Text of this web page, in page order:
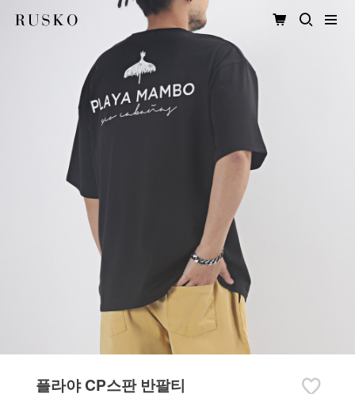
플라야 CP스판 반팔티